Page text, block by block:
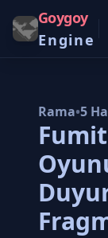
Goygoy
Engine
Rama•5